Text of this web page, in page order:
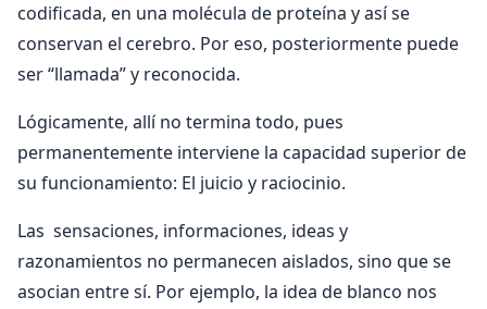
codificada, en una molécula de proteína y así se
conservan el cerebro. Por eso, posteriormente puede
ser “llamada” y reconocida.
Lógicamente, allí no termina todo, pues
permanentemente interviene la capacidad superior de
su funcionamiento: El juicio y raciocinio.
Las sensaciones, informaciones, ideas y
razonamientos no permanecen aislados, sino que se
asocian entre sí. Por ejemplo, la idea de blanco nos